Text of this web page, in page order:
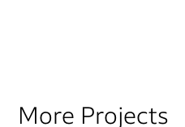
More Projects